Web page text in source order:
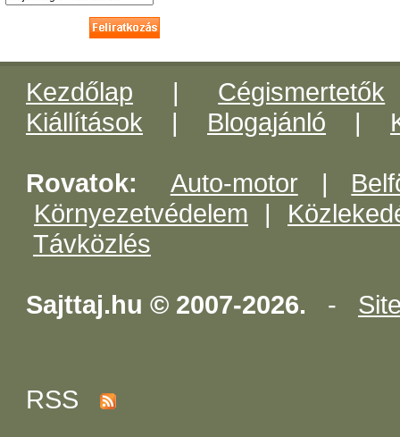
Kezdőlap | Cégismertetők
Kiállítások | Blogajánló |
Rovatok: Auto-motor|
Környezetvédelem |
Távközlés
Sajttaj.hu © 2007-2026. -
RSS